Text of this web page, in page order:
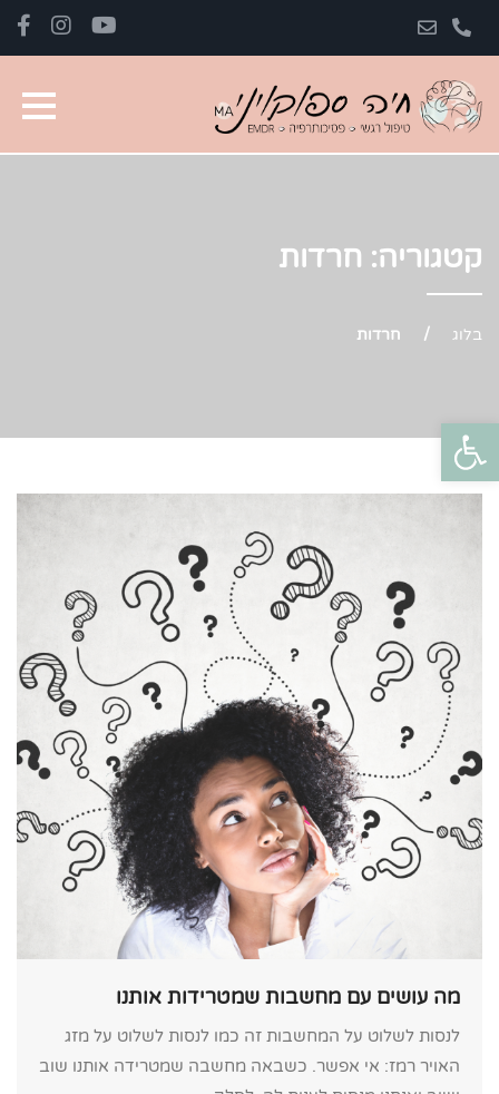
פתח סרגל נגישות
קטגוריה: חרדות
בלוג / חרדות
מה עושים עם מחשבות שמטרידות אותנו
לנסות לשלוט על המחשבות זה כמו לנסות לשלוט על מזג
האויר רמז: אי אפשר. כשבאה מחשבה שמטרידה אותנו שוב